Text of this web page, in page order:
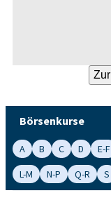
Börsenkurse
A B C D E-F
L-M
N-P Q-R S